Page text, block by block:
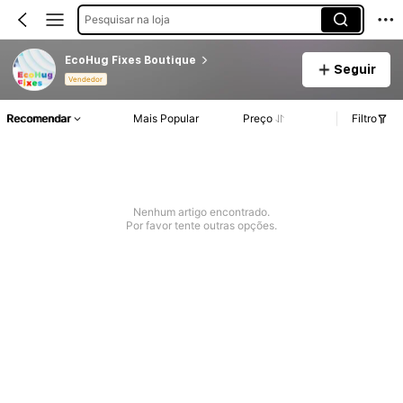
Pesquisar na loja
EcoHug Fixes Boutique
Vendedor
Seguir
Recomendar Mais Popular Preço Filtro
Nenhum artigo encontrado.
Por favor tente outras opções.